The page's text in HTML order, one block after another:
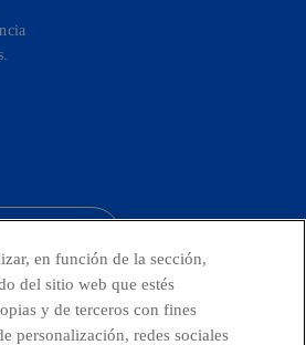
en función de la sección,
del sitio web que estés
y de terceros con fines
personalización, redes sociales